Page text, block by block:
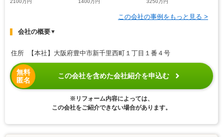
この会社の事例をもっと見る >
会社の概要▼
住所 【本社】大阪府豊中市新千里西町１丁目１番４号
無料
匿名
この会社を含めた会社紹介を申込む
※リフォーム内容によっては、
この会社をご紹介できない場合があります。